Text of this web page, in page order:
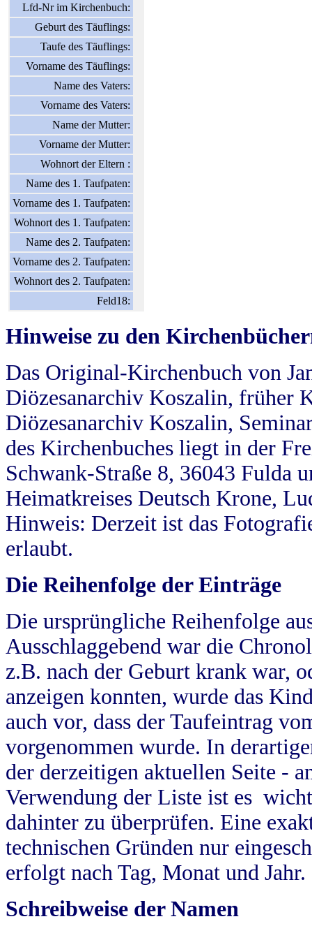
Lfd-Nr im Kirchenbuch:
Geburt des Täuflings:
Taufe des Täuflings:
Vorname des Täuflings:
Name des Vaters:
Vorname des Vaters:
Name der Mutter:
Vorname der Mutter:
Wohnort der Eltern :
Name des 1. Taufpaten:
Vorname des 1. Taufpaten:
Wohnort des 1. Taufpaten:
Name des 2. Taufpaten:
Vorname des 2. Taufpaten:
Wohnort des 2. Taufpaten:
Feld18:
Hinweise zu den
Das Original-Kirchenbuch von
Diözesanarchiv Koszalin, früher
Diözesanarchiv Koszalin,
des Kirchenbuches liegt in der
Schwank-Straße 8, 36043 Fulda
Heimatkreises Deutsch Krone,
Hinweis: Derzeit ist das
erlaubt.
Die Reihenfolge der Einträge
Die ursprüngliche Reihenfolge
Ausschlaggebend war die
z.B. nach der Geburt krank war,
anzeigen konnten, wurde das
auch vor, dass der Taufeintrag
vorgenommen wurde. In
der derzeitigen aktuellen Seite -
Verwendung der Liste ist es
dahinter zu überprüfen. Eine
technischen Gründen nur
erfolgt nach Tag, Monat und Jahr.
Schreibweise der Namen